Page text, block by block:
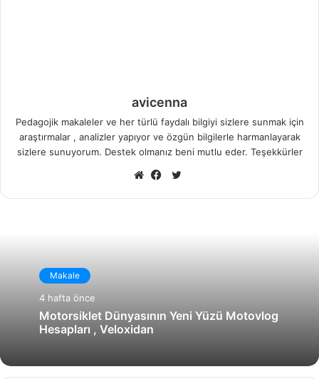
avicenna
Pedagojik makaleler ve her türlü faydalı bilgiyi sizlere sunmak için
araştırmalar , analizler yapıyor ve özgün bilgilerle harmanlayarak
sizlere sunuyorum. Destek olmanız beni mutlu eder. Teşekkürler
X
Makale
4 hafta önce
Motorsiklet Dünyasının Yeni Yüzü Motovlog
Hesapları , Veloxidan